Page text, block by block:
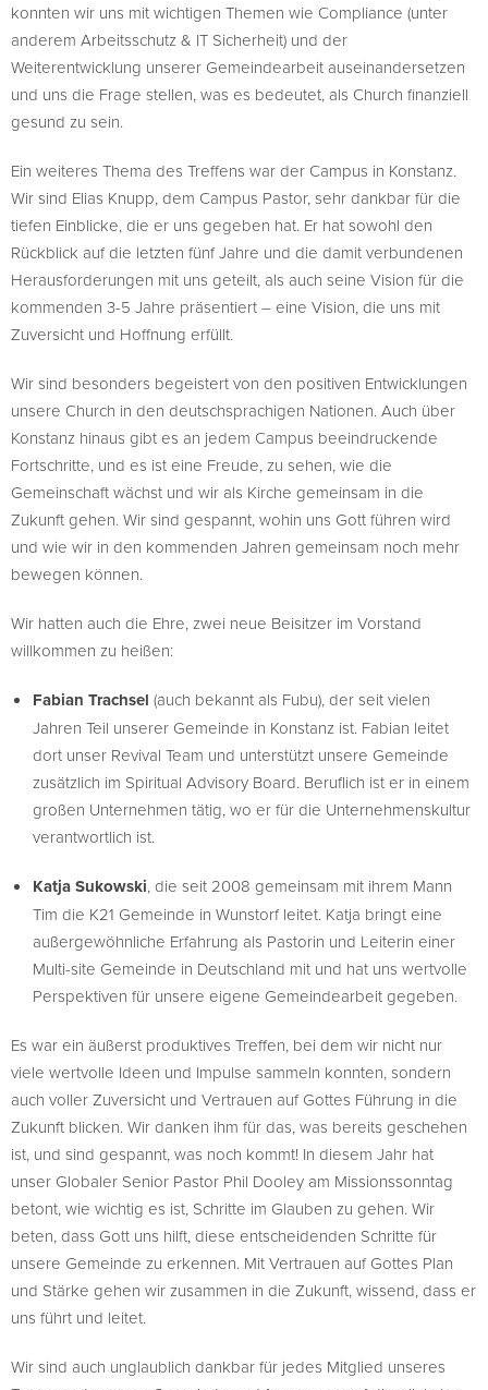
konnten wir uns mit wichtigen Themen wie Compliance (unter
anderem Arbeitsschutz & IT Sicherheit) und der
Weiterentwicklung unserer Gemeindearbeit auseinandersetzen
und uns die Frage stellen, was es bedeutet, als Church finanziell
gesund zu sein.
Ein weiteres Thema des Treffens war der Campus in Konstanz.
Wir sind Elias Knupp, dem Campus Pastor, sehr dankbar für die
tiefen Einblicke, die er uns gegeben hat. Er hat sowohl den
Rückblick auf die letzten fünf Jahre und die damit verbundenen
Herausforderungen mit uns geteilt, als auch seine Vision für die
kommenden 3-5 Jahre präsentiert – eine Vision, die uns mit
Zuversicht und Hoffnung erfüllt.
Wir sind besonders begeistert von den positiven Entwicklungen
unsere Church in den deutschsprachigen Nationen. Auch über
Konstanz hinaus gibt es an jedem Campus beeindruckende
Fortschritte, und es ist eine Freude, zu sehen, wie die
Gemeinschaft wächst und wir als Kirche gemeinsam in die
Zukunft gehen. Wir sind gespannt, wohin uns Gott führen wird
und wie wir in den kommenden Jahren gemeinsam noch mehr
bewegen können.
Wir hatten auch die Ehre, zwei neue Beisitzer im Vorstand
willkommen zu heißen:
Fabian Trachsel (auch bekannt als Fubu), der seit vielen
Jahren Teil unserer Gemeinde in Konstanz ist. Fabian leitet
dort unser Revival Team und unterstützt unsere Gemeinde
zusätzlich im Spiritual Advisory Board. Beruflich ist er in einem
großen Unternehmen tätig, wo er für die Unternehmenskultur
verantwortlich ist.
Katja Sukowski, die seit 2008 gemeinsam mit ihrem Mann
Tim die K21 Gemeinde in Wunstorf leitet. Katja bringt eine
außergewöhnliche Erfahrung als Pastorin und Leiterin einer
Multi-site Gemeinde in Deutschland mit und hat uns wertvolle
Perspektiven für unsere eigene Gemeindearbeit gegeben.
Es war ein äußerst produktives Treffen, bei dem wir nicht nur
viele wertvolle Ideen und Impulse sammeln konnten, sondern
auch voller Zuversicht und Vertrauen auf Gottes Führung in die
Zukunft blicken. Wir danken ihm für das, was bereits geschehen
ist, und sind gespannt, was noch kommt! In diesem Jahr hat
unser Globaler Senior Pastor Phil Dooley am Missionssonntag
betont, wie wichtig es ist, Schritte im Glauben zu gehen. Wir
beten, dass Gott uns hilft, diese entscheidenden Schritte für
unsere Gemeinde zu erkennen. Mit Vertrauen auf Gottes Plan
und Stärke gehen wir zusammen in die Zukunft, wissend, dass er
uns führt und leitet.
Wir sind auch unglaublich dankbar für jedes Mitglied unseres